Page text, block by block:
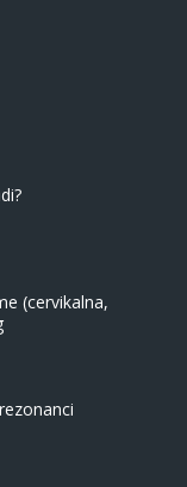
(cervikalna,